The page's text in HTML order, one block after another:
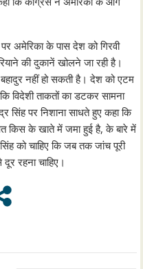
अमेरिका के पास देश को गिरवी
की दुकानें खोलने जा रही है।
नहीं हो सकती है। देश को एटम
विदेशी ताकतों का डटकर सामना
सिंह पर निशाना साधते हुए कहा कि
किस के खाते में जमा हुई है, के बारे में
को चाहिए कि जब तक जांच पूरी
रहना चाहिए।